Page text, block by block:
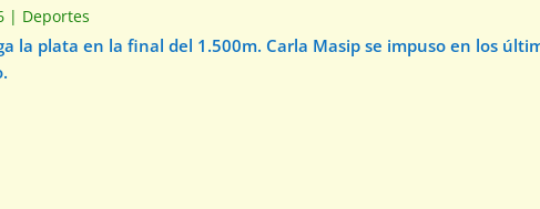
| Deportes
la plata en la final del 1.500m. Carla Masip se impuso en los